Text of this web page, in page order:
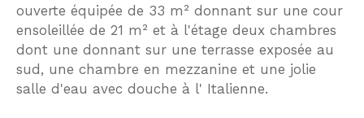
ouverte équipée de 33 m² donnant sur une cour
ensoleillée de 21 m² et à l'étage deux chambres
dont une donnant sur une terrasse exposée au
sud, une chambre en mezzanine et une jolie
salle d'eau avec douche à l' Italienne.